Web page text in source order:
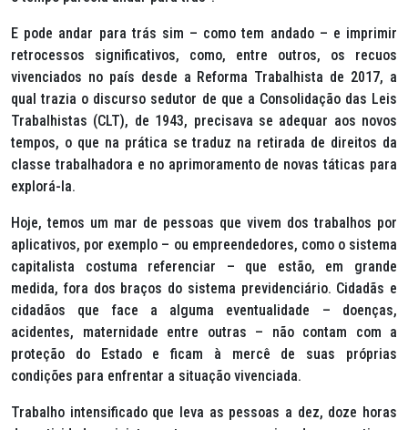
E pode andar para trás sim – como tem andado – e imprimir
retrocessos significativos, como, entre outros, os recuos
vivenciados no país desde a Reforma Trabalhista de 2017, a
qual trazia o discurso sedutor de que a Consolidação das Leis
Trabalhistas (CLT), de 1943, precisava se adequar aos novos
tempos, o que na prática se traduz na retirada de direitos da
classe trabalhadora e no aprimoramento de novas táticas para
explorá-la.
Hoje, temos um mar de pessoas que vivem dos trabalhos por
aplicativos, por exemplo – ou empreendedores, como o sistema
capitalista costuma referenciar – que estão, em grande
medida, fora dos braços do sistema previdenciário. Cidadãs e
cidadãos que face a alguma eventualidade – doenças,
acidentes, maternidade entre outras – não contam com a
proteção do Estado e ficam à mercê de suas próprias
condições para enfrentar a situação vivenciada.
Trabalho intensificado que leva as pessoas a dez, doze horas